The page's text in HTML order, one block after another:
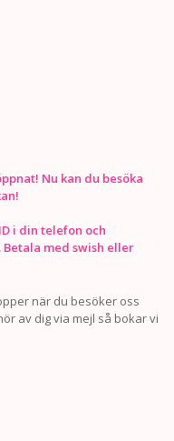
Nu kan du besöka
i din telefon och
med swish eller
när du besöker oss
av dig via mejl så bokar vi